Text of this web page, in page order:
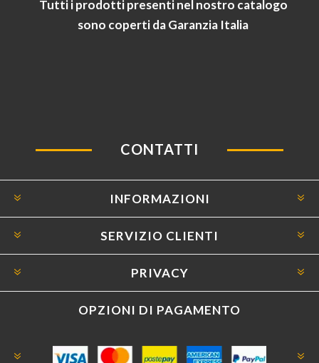
Tutti i prodotti presenti nel nostro catalogo
sono coperti da Garanzia Italia
CONTATTI
INFORMAZIONI
SERVIZIO CLIENTI
PRIVACY
OPZIONI DI PAGAMENTO